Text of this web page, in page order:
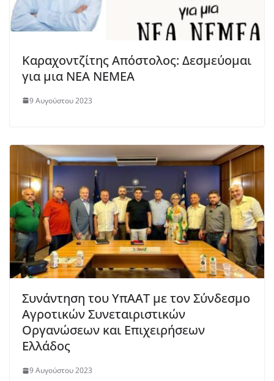
Καραχοντζίτης Απόστολος: Δεσμεύομαι
για μια ΝΕΑ ΝΕΜΕΑ
9 Αυγούστου 2023
Συνάντηση του ΥπΑΑΤ με τον Σύνδεσμο
Αγροτικών Συνεταιριστικών
Οργανώσεων και Επιχειρήσεων
Ελλάδος
9 Αυγούστου 2023